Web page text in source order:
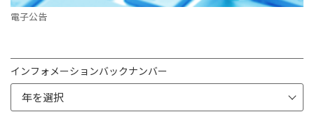
電子公告
インフォメーションバックナンバー